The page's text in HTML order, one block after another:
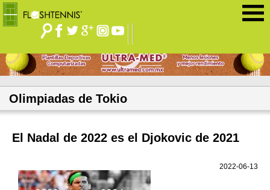
Olimpiadas de Tokio
El Nadal de 2022 es el Djokovic de 2021
2022-06-13